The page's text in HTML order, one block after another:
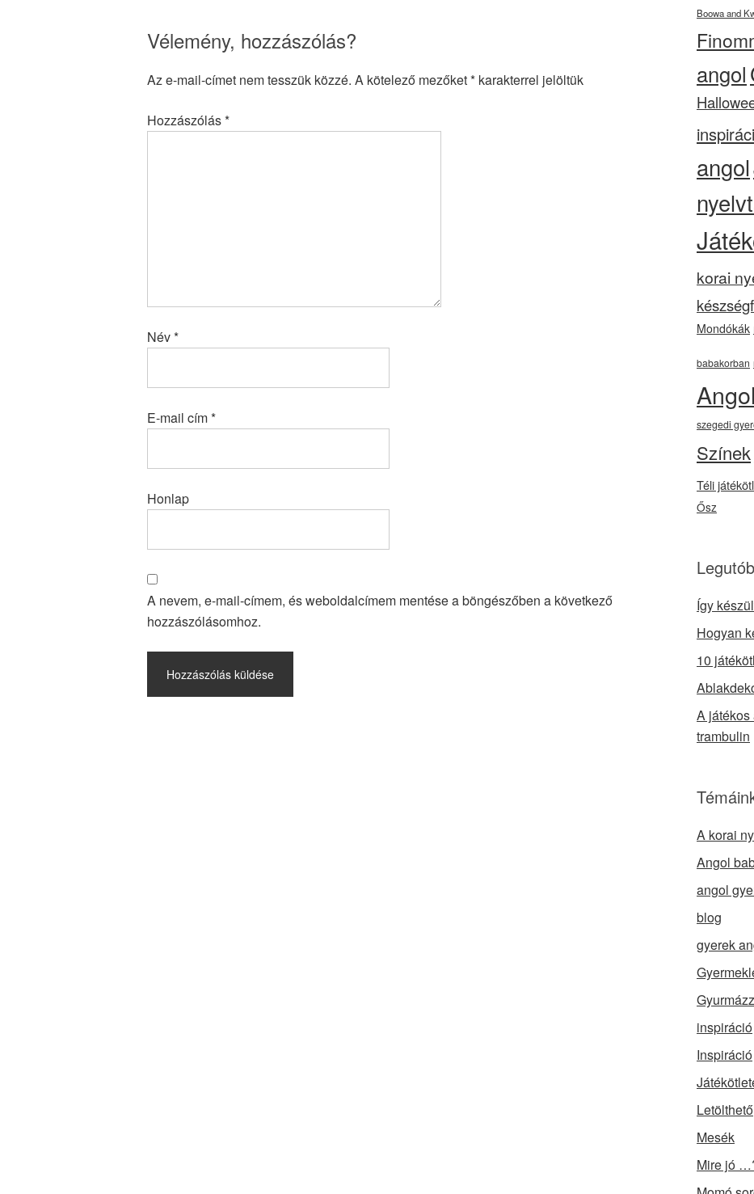
Vélemény, hozzászólás?
Az e-mail-címet nem tesszük közzé. A kötelező mezőket* karakterrel jelöltük
Hozzászólás*
Név*
E-mail cím*
Honlap
A nevem, e-mail-címem, és weboldalcímem mentése a böngészőben a következő
hozzászólásomhoz.
Boowa and
angol
angol
korai
Mondókák
babakorban
szegedi
Színek
Téli
Ősz
Így
Hogyan
10
A játékos
trambulin
A korai
Angol
angol
blog
gyerek
inspiráció
Inspiráció
Letölthető
Mesék
Mire jó